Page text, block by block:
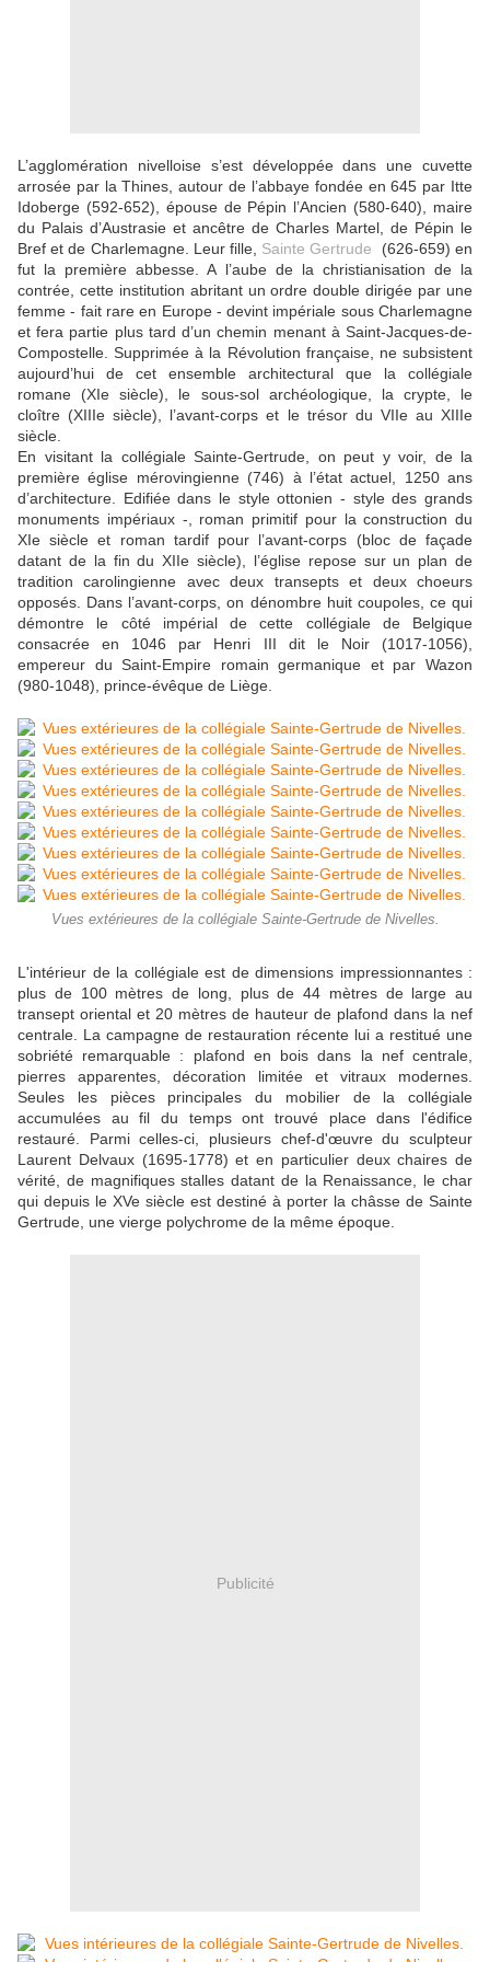
L’agglomération nivelloise s’est développée dans une cuvette
arrosée par la Thines, autour de l’abbaye fondée en 645 par Itte
Idoberge (592-652), épouse de Pépin l’Ancien (580-640), maire
du Palais d’Austrasie et ancêtre de Charles Martel, de Pépin le
Bref et de Charlemagne. Leur fille, Sainte Gertrude (626-659) en
fut la première abbesse. A l’aube de la christianisation de la
contrée, cette institution abritant un ordre double dirigée par une
femme - fait rare en Europe - devint impériale sous Charlemagne
et fera partie plus tard d’un chemin menant à Saint-Jacques-de-
Compostelle. Supprimée à la Révolution française, ne subsistent
aujourd’hui de cet ensemble architectural que la collégiale
romane (XIe siècle), le sous-sol archéologique, la crypte, le
cloître (XIIIe siècle), l’avant-corps et le trésor du VIIe au XIIIe
siècle.
En visitant la collégiale Sainte-Gertrude, on peut y voir, de la
première église mérovingienne (746) à l’état actuel, 1250 ans
d’architecture. Edifiée dans le style ottonien - style des grands
monuments impériaux -
roman primitif pour la construction du
XIe siècle et roman tardif pour l’avant-corps (bloc de façade
datant de la fin du XIIe siècle), l’église repose sur un plan de
tradition carolingienne avec deux transepts et deux choeurs
opposés. Dans l’avant-corps, on dénombre huit coupoles, ce qui
démontre le côté impérial de cette collégiale de Belgique
consacrée en 1046 par Henri III dit le Noir (1017-1056),
empereur du Saint-Empire romain germanique et par Wazon
(980-1048), prince-évêque de Liège.
Vues extérieures de la collégiale Sainte-Gertrude de Nivelles.
L'intérieur de la collégiale est de dimensions impressionnantes :
plus de 100 mètres de long, plus de 44 mètres de large au
transept oriental et 20 mètres de hauteur de plafond dans la nef
centrale. La campagne de restauration récente lui a restitué une
sobriété remarquable : plafond en bois dans la nef centrale,
pierres apparentes, décoration limitée et vitraux modernes.
Seules les pièces principales du mobilier de la collégiale
accumulées au fil du temps ont trouvé place dans l'édifice
restauré. Parmi celles-ci, plusieurs chef-d'œuvre du sculpteur
Laurent Delvaux (1695-1778) et en particulier deux chaires de
vérité, de magnifiques stalles datant de la Renaissance, le char
qui depuis le XVe siècle est destiné à porter la châsse de Sainte
Gertrude, une vierge polychrome de la même époque.
Publicité